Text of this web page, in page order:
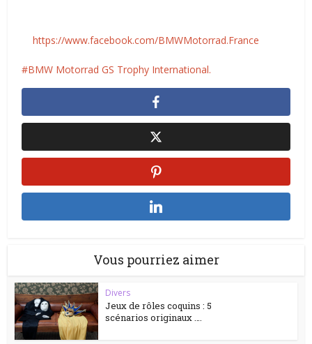
https://www.facebook.com/BMWMotorrad.France
BMW Motorrad GS Trophy International.
Vous pourriez aimer
Divers
Jeux de rôles coquins : 5
scénarios originaux ….